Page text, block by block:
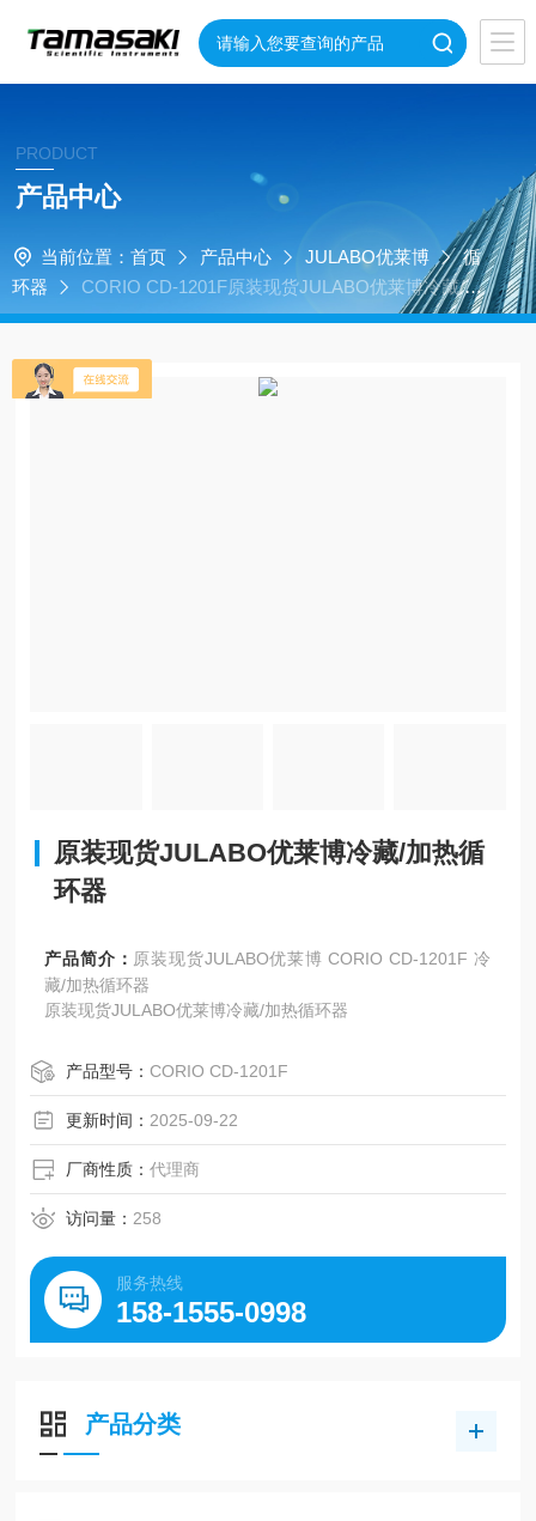
PRODUCT
产品中心
当前位置： 首页 产品中心 JULABO优莱博
循
环器
CORIO CD-1201F原装现货JULABO优莱博冷藏/加
热循环器
原装现货JULABO优莱博冷藏/加热循
环器
产品简介： 原装现货JULABO优莱博 CORIO CD-1201F 冷
藏/加热循环器
原装现货JULABO优莱博冷藏/加热循环器
产品型号：CORIO CD-1201F
更新时间： 2025-09-22
厂商性质：代理商
访问量： 258
服务热线
158-1555-0998
产品分类